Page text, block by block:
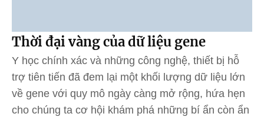
Thời đại vàng của dữ liệu gene
Y học chính xác và những công nghệ, thiết bị hỗ
trợ tiên tiến đã đem lại một khối lượng dữ liệu lớn
về gene với quy mô ngày càng mở rộng, hứa hẹn
cho chúng ta cơ hội khám phá những bí ẩn còn ẩn